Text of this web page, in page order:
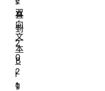
直
到
2
0
2
1
双
向
文
本
B
i
g